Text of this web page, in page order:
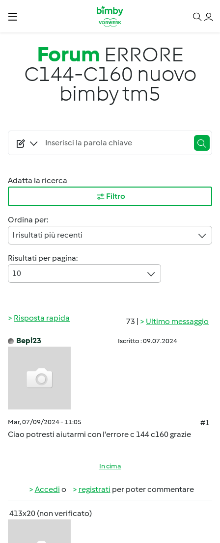
Salta al contenuto principale
Forum ERRORE
C144-C160 nuovo
bimby tm5
Adatta la ricerca
Filtro
Ordina per:
I risultati più recenti
Risultati per pagina:
10
73 | Ultimo messaggio
Risposta rapida
Bepi23 Iscritto : 09.07.2024
Mar, 07/09/2024 - 11:05
#1
Ciao potresti aiutarmi con l'errore c 144 c160 grazie
In cima
Accedi o registrati per poter commentare
413x20 (non verificato)